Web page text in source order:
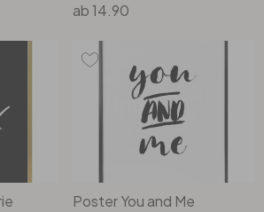
ab14.90
Poster You and Me